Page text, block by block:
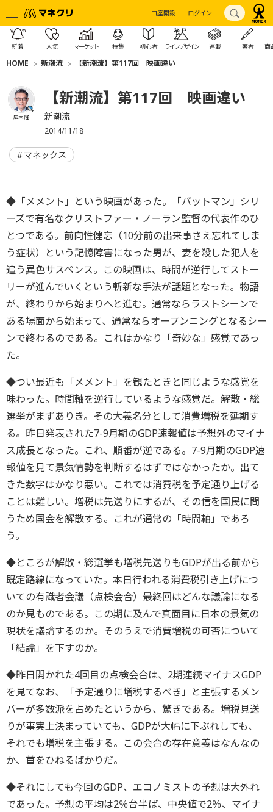
口座開設 ログイン
新着 人気 マーケット 特集 初心者 ライフデザイン 連載 著者 商
HOME 新潮流 【新潮流】第117回 映画違い
広木 隆
【新潮流】第117回 映画違い
新潮流
2014/11/18
マネックス
◆「メメント」という映画があった。「バットマン」シリ
ーズで有名なクリストファー・ノーラン監督の代表作のひ
とつである。前向性健忘（10分前の出来事さえ忘れてしま
う症状）という記憶障害になった男が、妻を殺した犯人を
追う異色サスペンス。この映画は、時間が逆行してストー
リーが進んでいくという斬新な手法が話題となった。物語
が、終わりから始まりへと進む。通常ならラストシーンで
ある場面から始まって、通常ならオープンニングとなるシー
ンで終わるのである。これはかなり「奇妙な」感覚であっ
た。
◆つい最近も「メメント」を観たときと同じような感覚を
味わった。時間軸を逆行しているような感覚だ。解散・総
選挙がまずありき。その大義名分として消費増税を延期す
る。昨日発表された7-9月期のGDP速報値は予想外のマイナ
ス成長となった。これ、順番が逆である。7-9月期のGDP速
報値を見て景気情勢を判断するはずではなかったか。出て
きた数字はかなり悪い。これでは消費税を予定通り上げる
ことは難しい。増税は先送りにするが、その信を国民に問
うため国会を解散する。これが通常の「時間軸」であろ
う。
◆ところが解散・総選挙も増税先送りもGDPが出る前から
既定路線になっていた。本日行われる消費税引き上げにつ
いての有識者会議（点検会合）最終回はどんな議論になる
のか見ものである。この期に及んで真面目に日本の景気の
現状を議論するのか。そのうえで消費増税の可否について
「結論」を下すのか。
◆昨日開かれた4回目の点検会合は、2期連続マイナスGDP
を見てなお、「予定通りに増税するべき」と主張するメン
バーが多数派を占めたというから、驚きである。増税見送
りが事実上決まっていても、GDPが大幅に下ぶれしても、
それでも増税を主張する。この会合の存在意義はなんなの
か、首をひねるばかりだ。
◆それにしても今回のGDP、エコノミストの予想は大外れ
であった。予想の平均は2％台半ば、中央値で2％、マイナ